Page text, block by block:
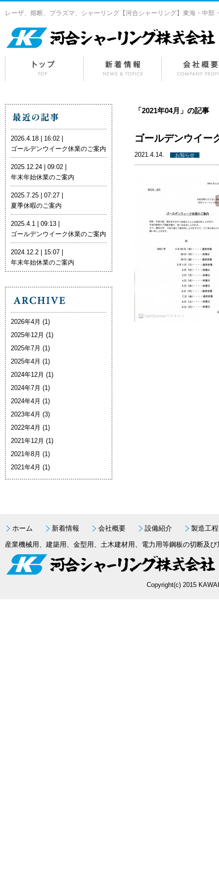
レーザ、熔断、プラズマ、シャーリング【河合シャーリング】東海・中部
「2021年04月」の記事
ゴールデンウイー
2021.4.14. お知らせ
2026.4.18 | 16:02 |
ゴールデンウイーク休業のご案内
2025.12.24 | 09:02 |
年末年始休業のご案内
2025.7.25 | 07:27 |
夏季休暇のご案内
2025.4.1 | 09:13 |
ゴールデンウイーク休業のご案内
2024.12.2 | 15:07 |
年末年始休業のご案内
2026年4月 (1)
2025年12月 (1)
2025年7月 (1)
2025年4月 (1)
2024年12月 (1)
2024年7月 (1)
2024年4月 (1)
2023年4月 (3)
2022年4月 (1)
2021年12月 (1)
2021年8月 (1)
2021年4月 (1)
ホーム 新着情報 会社概要 設備紹介 製造工程
産業機械用、建築用、金型用、土木建材用、電力用等鋼板の切断及
Copyright(c) 2015